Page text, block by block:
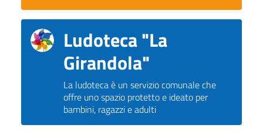
Ludoteca "La
Girandola"
La ludoteca è un servizio comunale che
offre uno spazio protetto e ideato per
bambini, ragazzi e adulti